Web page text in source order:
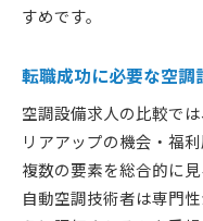
すめです。
転職成功に必要な空調
空調設備求人の比較で
リアアップの機会・福
複数の要素を総合的に
自動空調技術者は専門